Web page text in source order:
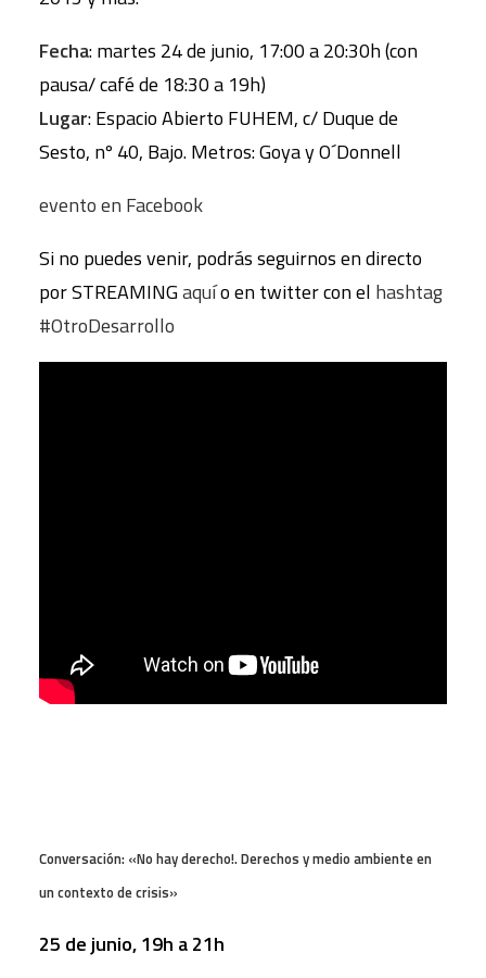
Fecha: martes 24 de junio, 17:00 a 20:30h (con
pausa/ café de 18:30 a 19h)
Lugar: Espacio Abierto FUHEM, c/ Duque de
Sesto, nº 40, Bajo. Metros: Goya y O´Donnell
evento en Facebook
Si no puedes venir, podrás seguirnos en directo
por STREAMINGaquío en twitter con el hashtag
#OtroDesarrollo
Conversación: «No hay derecho!. Derechos y medio ambiente en
un contexto de crisis»
25 de junio, 19h a 21h